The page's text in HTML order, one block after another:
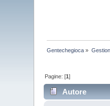
Gentechegioca »
Pagine: [1]
Autore